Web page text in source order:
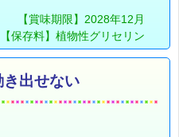
【賞味期限】2028年12月
【保存料】植物性グリセリン
出せない